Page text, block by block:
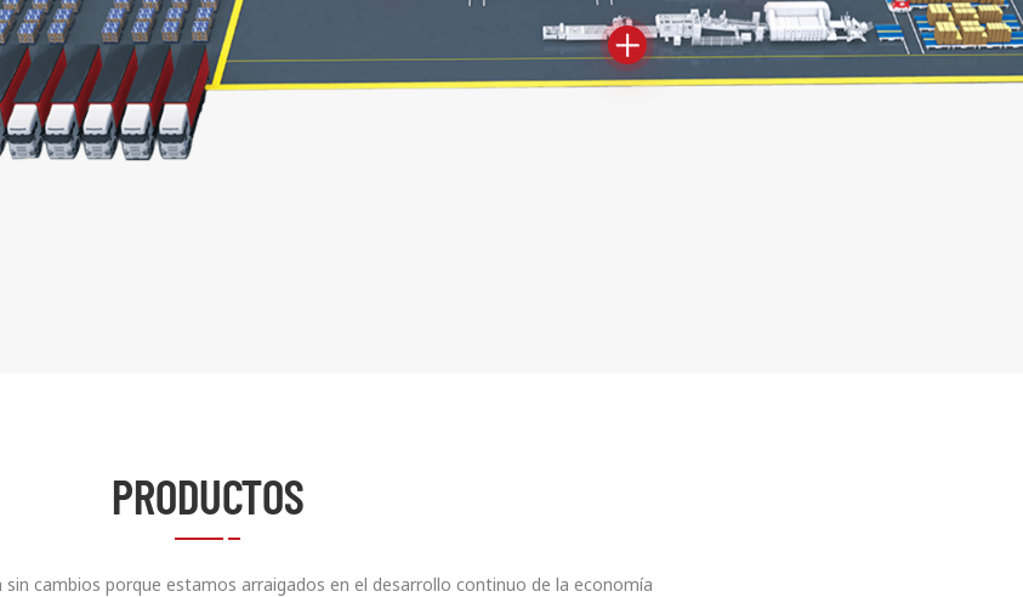
PRODUCTOS
cambios porque estamos arraigados en el desarrollo continuo de la economía